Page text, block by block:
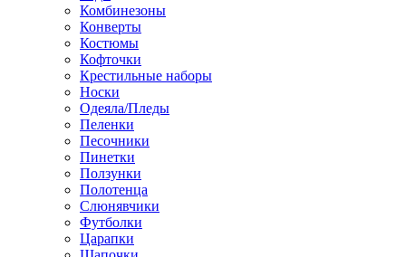
Комбинезоны
Конверты
Костюмы
Кофточки
Крестильные наборы
Носки
Одеяла/Пледы
Пеленки
Песочники
Пинетки
Ползунки
Полотенца
Слюнявчики
Футболки
Царапки